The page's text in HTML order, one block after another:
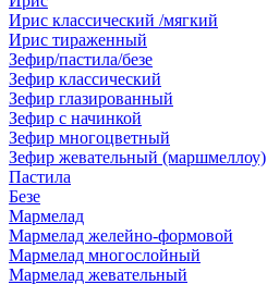
Ирис классический /мягкий
Ирис тираженный
Зефир/пастила/безе
Зефир классический
Зефир глазированный
Зефир с начинкой
Зефир многоцветный
Зефир жевательный (маршмеллоу)
Пастила
Безе
Мармелад
Мармелад желейно-формовой
Мармелад многослойный
Мармелад жевательный